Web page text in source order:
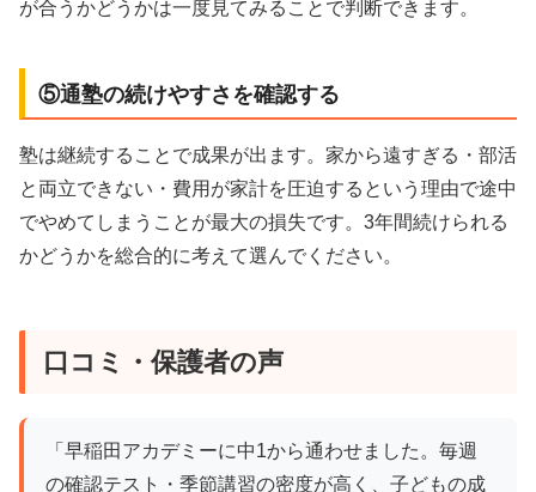
が合うかどうかは一度見てみることで判断できます。
⑤通塾の続けやすさを確認する
塾は継続することで成果が出ます。家から遠すぎる・部活
と両立できない・費用が家計を圧迫するという理由で途中
でやめてしまうことが最大の損失です。3年間続けられる
かどうかを総合的に考えて選んでください。
口コミ・保護者の声
「早稲田アカデミーに中1から通わせました。毎週
の確認テスト・季節講習の密度が高く、子どもの成